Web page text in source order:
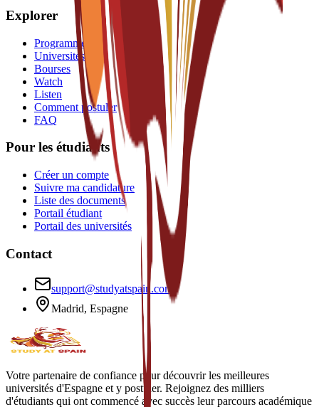
Explorer
Programmes
Universités
Bourses
Watch
Listen
Comment postuler
FAQ
Pour les étudiants
Créer un compte
Suivre ma candidature
Liste des documents
Portail étudiant
Portail des universités
Contact
support@studyatspain.com
Madrid, Espagne
Votre partenaire de confiance pour découvrir les meilleures
universités d'Espagne et y postuler. Rejoignez des milliers
d'étudiants qui ont commencé avec succès leur parcours académique